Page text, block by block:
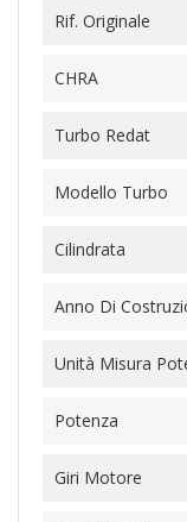
Rif. Originale
CHRA
Turbo Redat
Modello Turbo
Cilindrata
Anno Di
Unità Misura
Potenza
Giri Motore